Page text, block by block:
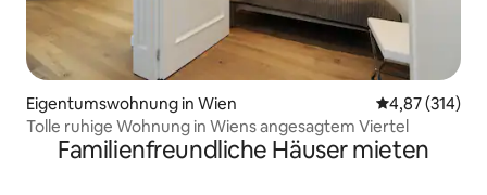
Eigentumswohnung in Wien
4,87 (314)
Tolle ruhige Wohnung in Wiens angesagtem Viertel
Familienfreundliche Häuser mieten